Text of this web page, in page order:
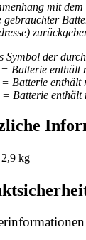
mit
gebrauchter
Symbol der
Batterie enthält
Batterie enthält
Batterie enthält
2,9 kg